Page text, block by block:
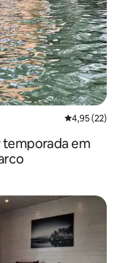
4,95 de uma
4,95 (22)
temporada em
hóspedes